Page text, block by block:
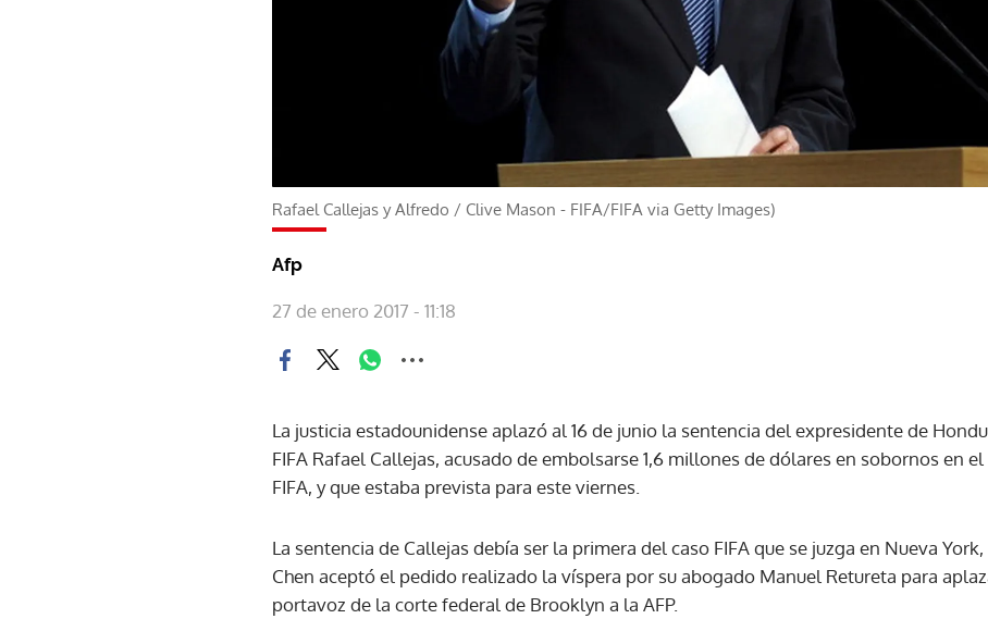
Rafael Callejas y Alfredo / Clive Mason - FIFA/FIFA via Getty Images)
Afp
27 de enero 2017 - 11:18
La justicia estadounidense aplazó al 16 de junio la sentencia del expresidente de
FIFA Rafael Callejas, acusado de embolsarse 1,6 millones de dólares en sobornos en
FIFA, y que estaba prevista para este viernes.
La sentencia de Callejas debía ser la primera del caso FIFA que se juzga en Nueva
Chen aceptó el pedido realizado la víspera por su abogado Manuel Retureta para
portavoz de la corte federal de Brooklyn a la AFP.